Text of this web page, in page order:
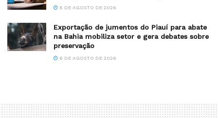
6 DE AGOSTO DE 2026
Exportação de jumentos do Piauí para abate
na Bahia mobiliza setor e gera debates sobre
preservação
6 DE AGOSTO DE 2026